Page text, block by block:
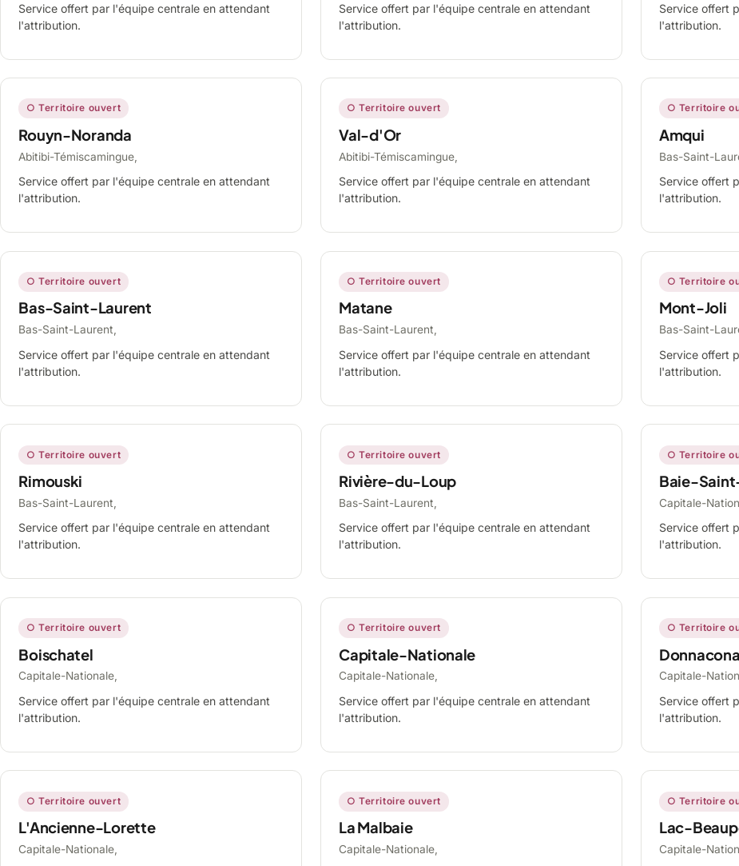
Service offert par l'équipe centrale en attendant
l'attribution.
Service offert par l'équipe centrale en attendant
l'attribution.
Service offert
l'attribution.
○ Territoire ouvert
Rouyn-Noranda
Abitibi-Témiscamingue,
Service offert par l'équipe centrale en attendant
l'attribution.
○ Territoire ouvert
Val-d'Or
Abitibi-Témiscamingue,
Service offert par l'équipe centrale en attendant
l'attribution.
○ Territoire
Amqui
Bas-Saint-
Service offert
l'attribution.
○ Territoire ouvert
Bas-Saint-Laurent
Bas-Saint-Laurent,
Service offert par l'équipe centrale en attendant
l'attribution.
○ Territoire ouvert
Matane
Bas-Saint-Laurent,
Service offert par l'équipe centrale en attendant
l'attribution.
○ Territoire
Mont-Joli
Bas-Saint-
Service offert
l'attribution.
○ Territoire ouvert
Rimouski
Bas-Saint-Laurent,
Service offert par l'équipe centrale en attendant
l'attribution.
○ Territoire ouvert
Rivière-du-Loup
Bas-Saint-Laurent,
Service offert par l'équipe centrale en attendant
l'attribution.
○ Territoire
Baie-
Capitale-
Service offert
l'attribution.
○ Territoire ouvert
Boischatel
Capitale-Nationale,
Service offert par l'équipe centrale en attendant
l'attribution.
○ Territoire ouvert
Capitale-Nationale
Capitale-Nationale,
Service offert par l'équipe centrale en attendant
l'attribution.
○ Territoire
Donnacona
Capitale-
Service offert
l'attribution.
○ Territoire ouvert
L'Ancienne-Lorette
Capitale-Nationale,
○ Territoire ouvert
La Malbaie
Capitale-Nationale,
○ Territoire
Lac-
Capitale-